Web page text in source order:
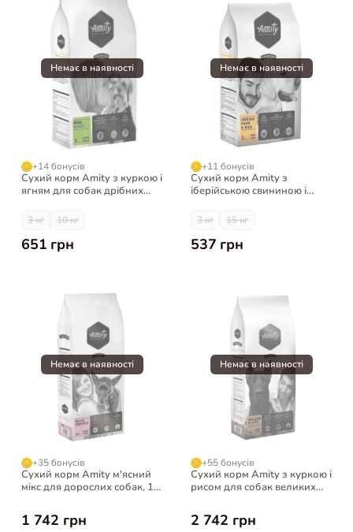
+14 бонусів
Сухий корм Amity з куркою і
ягням для собак дрібних
3 кг 10 кг
651 грн
+11 бонусів
Сухий корм Amity з
іберійською свининою і
3 кг 15 кг
537 грн
+35 бонусів
Сухий корм Amity м'ясний
мікс для дорослих собак, 15
1 742 грн
+55 бонусів
Сухий корм Amity з куркою і
рисом для собак великих
2 742 грн